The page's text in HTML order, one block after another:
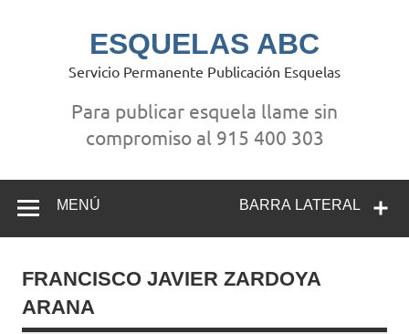
ESQUELAS ABC
Servicio Permanente Publicación Esquelas
Para publicar esquela llame sin
compromiso al 915 400 303
BARRA LATERAL
MENÚ
FRANCISCO JAVIER ZARDOYA
ARANA